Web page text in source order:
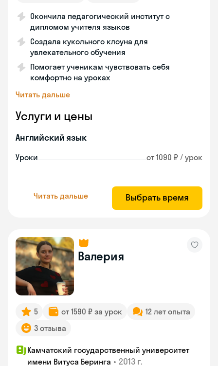
Окончила педагогический институт с
дипломом учителя языков
Создала кукольного клоуна для
увлекательного обучения
Помогает ученикам чувствовать себя
комфортно на уроках
Читать дальше
Услуги и цены
Английский язык
Уроки от 1090 ₽ / урок
Читать дальше Выбрать время
Валерия
5 от 1590 ₽ за урок
12 лет опыта
3 отзыва
Камчатский государственный университет
имени Витуса Беринга • 2013 г.